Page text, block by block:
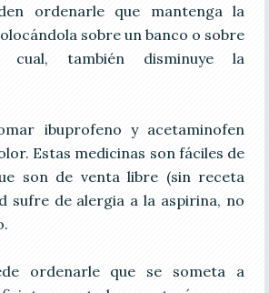
ordenarle que mantenga la
sobre un banco o sobre
cual, también disminuye la
ibuprofeno y acetaminofen
Estas medicinas son fáciles de
son de venta libre (sin receta
sufre de alergia a la aspirina, no
ordenarle que se someta a